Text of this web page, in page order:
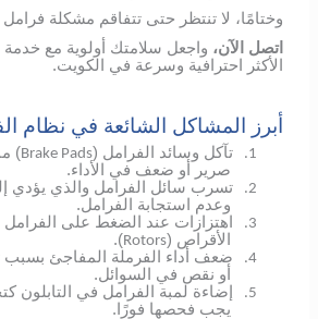
وختامًا، لا تنتظر حتى تتفاقم مشكلة
اتصل الآن، واجعل سلامتك أولوية مع خدمة
الأكثر احترافية وسرعة في الكويت.
أبرز المشاكل الشائعة في نظام
1. تآكل وسائد الفرامل (Brake Pads
)
صرير أو ضعف في الأداء.
2.
تسرب سائل الفرامل والذي يؤدي
وعدم استجابة الفرامل.
3.
اهتزازات عند الضغط على
الأقراص (Rotors
).
4.
ضعف أداء الفرملة المفاجئ بسبب
أو نقص في السوائل.
5.
إضاءة لمبة الفرامل في التابلون
يجب فحصها فورًا.